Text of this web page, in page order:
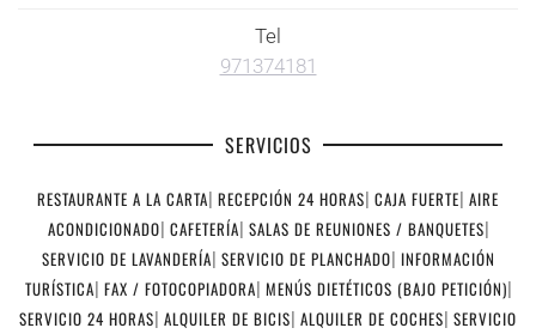
Tel
971374181
SERVICIOS
RESTAURANTE A LA CARTA| RECEPCIÓN 24 HORAS| CAJA FUERTE| AIRE
ACONDICIONADO| CAFETERÍA| SALAS DE REUNIONES / BANQUETES|
SERVICIO DE LAVANDERÍA| SERVICIO DE PLANCHADO| INFORMACIÓN
TURÍSTICA| FAX / FOTOCOPIADORA| MENÚS DIETÉTICOS (BAJO PETICIÓN)|
SERVICIO 24 HORAS| ALQUILER DE BICIS| ALQUILER DE COCHES| SERVICIO